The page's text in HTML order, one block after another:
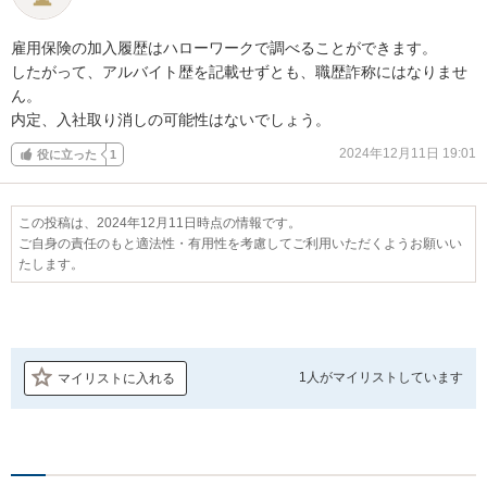
雇用保険の加入履歴はハローワークで調べることができます。
したがって、アルバイト歴を記載せずとも、職歴詐称にはなりませ
ん。
内定、入社取り消しの可能性はないでしょう。
役に立った 1 2024年12月11日 19:01
この投稿は、2024年12月11日時点の情報です。
ご自身の責任のもと適法性・有用性を考慮してご利用いただくようお願いい
たします。
マイリストに入れる 1人がマイリストしています